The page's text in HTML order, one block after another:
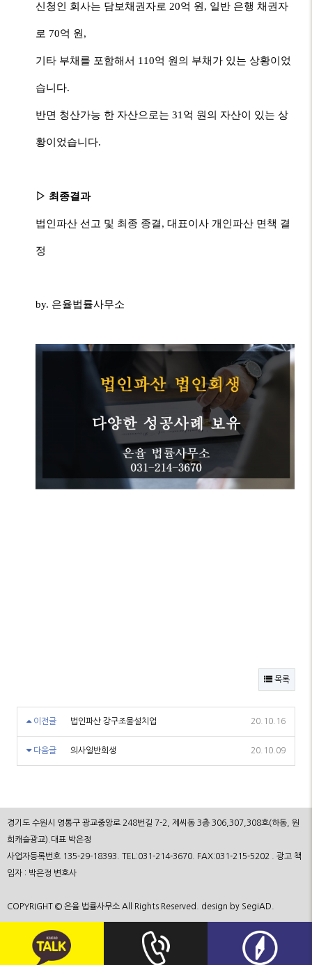
신청인 회사는 담보채권자로 20억 원 , 일반 은행 채권자
로 70억 원 ,
기타 부채를 포함해서 110억 원의 부채가 있는 상황이었
습니다.
반면 청산가능 한 자산으로는31 억 원의 자산이 있는 상
황이었습니다.
▷ 최종결과
법인파산 선고 및 최종 종결,대표이사 개인파산 면책 결
정
by. 은율법률사무소
목록
이전글 법인파산 강구조물설치업 20.10.16
다음글 의사일반회생 20.10.09
경기도 수원시 영통구 광교중앙로 248번길 7-2, 제씨동 3층 306,307,308호(하동, 원
희캐슬광교).대표 박은정
사업자등록번호 135-29-18393. TEL:031-214-3670. FAX:031-215-5202 . 광고 책
임자 : 박은정 변호사
COPYRIGHT © 은율 법률사무소 All Rights Reserved. design by SegiAD.